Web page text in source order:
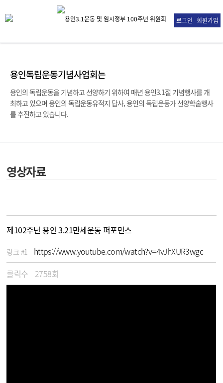
로그인 회원가입
용인독립운동기념사업회는
용인의 독립운동을 기념하고 선양하기 위하여 매년 용인3.1절 기념행사를 개
최하고 있으며 용인의 독립운동유적지 답사, 용인의 독립운동가 선양학술행사
를 추진하고 있습니다.
영상자료
제102주년 용인 3.21만세운동 퍼포먼스
링크 #1
https://www.youtube.com/watch?v=4vJhXUR3wgc
클릭수
2758회